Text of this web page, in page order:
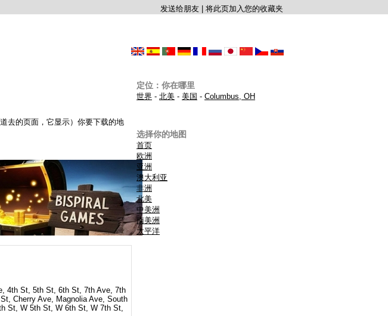
发送给朋友 将此页加入您的收藏夹
去的页面，它显示）你要下载的地
4th St, 5th St, 6th St, 7th Ave, 7th
Cherry Ave, Magnolia Ave, South
St, W 5th St, W 6th St, W 7th St,
定位：你在哪里
世界 - 北美 - 美国 - Columbus, OH
选择你的地图
首页
欧洲
亚洲
澳大利亚
非洲
北美
中美洲
南美洲
太平洋